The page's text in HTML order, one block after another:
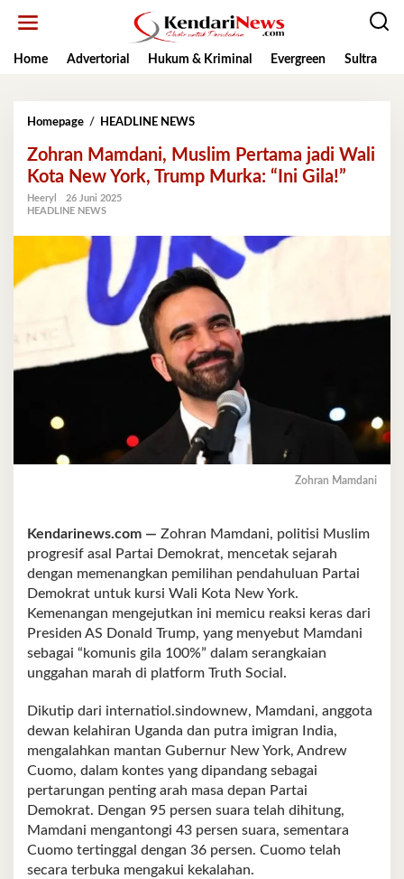
Home
Advertorial Hukum & Kriminal Evergreen Sultra
Homepage / HEADLINE NEWSZohran
Muslim
Pertama
jadi
New
York,
Trump
Murka:
Gila!”
Zohran Mamdani, Muslim Pertama jadi Wali
Kota New York, Trump Murka: “Ini Gila!”
Heeryl
26 Juni 2025
HEADLINE NEWS
Zohran Mamdani
Kendarinews.com — Zohran Mamdani, politisi Muslim
progresif asal Partai Demokrat, mencetak sejarah
dengan memenangkan pemilihan pendahuluan Partai
Demokrat untuk kursi Wali Kota New York.
Kemenangan mengejutkan ini memicu reaksi keras dari
Presiden AS Donald Trump, yang menyebut Mamdani
sebagai “komunis gila 100%” dalam serangkaian
unggahan marah di platform Truth Social.
Dikutip dari internatiol.sindownew, Mamdani, anggota
dewan kelahiran Uganda dan putra imigran India,
mengalahkan mantan Gubernur New York, Andrew
Cuomo, dalam kontes yang dipandang sebagai
pertarungan penting arah masa depan Partai
Demokrat. Dengan 95 persen suara telah dihitung,
Mamdani mengantongi 43 persen suara, sementara
Cuomo tertinggal dengan 36 persen. Cuomo telah
secara terbuka mengakui kekalahan.